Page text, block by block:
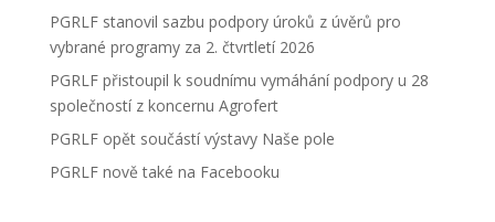
PGRLF stanovil sazbu podpory úroků z úvěrů pro
vybrané programy za 2. čtvrtletí 2026
PGRLF přistoupil k soudnímu vymáhání podpory u 28
společností z koncernu Agrofert
PGRLF opět součástí výstavy Naše pole
PGRLF nově také na Facebooku